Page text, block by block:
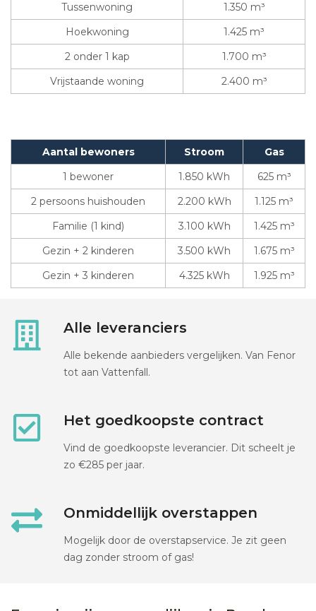
Tussenwoning
1.350 m³
Hoekwoning
1.425 m³
2 onder 1 kap
1.700 m³
Vrijstaande woning
2.400 m³
Aantal bewoners Stroom
Gas
1 bewoner
1.850 kWh
625 m³
2 persoons huishouden
2.200 kWh
1.125 m³
Familie (1 kind)
3.100 kWh
1.425 m³
Gezin + 2 kinderen
3.500 kWh
1.675 m³
Gezin + 3 kinderen
4.325 kWh 1.925 m³
Alle leveranciers
Alle bekende aanbieders vergelijken. Van Fenor
tot aan Vattenfall.
Het goedkoopste contract
Vind de goedkoopste leverancier. Dit scheelt je
zo €285 per jaar.
Onmiddellijk overstappen
Mogelijk door de overstapservice. Je zit geen
dag zonder stroom of gas!